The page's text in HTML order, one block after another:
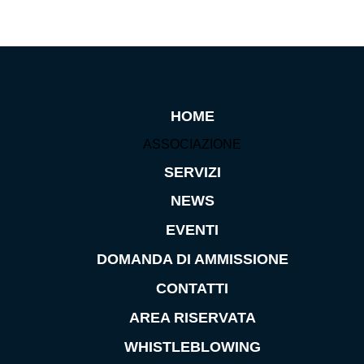
HOME
ASSOCIAZIONE
SERVIZI
NEWS
EVENTI
DOMANDA DI AMMISSIONE
CONTATTI
AREA RISERVATA
WHISTLEBLOWING